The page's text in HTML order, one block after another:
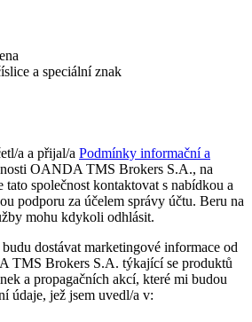
a speciální znak
a a přijal/a Podmínky informační a
OANDA TMS Brokers S.A., na
tato společnost kontaktovat s nabídkou a
podporu za účelem správy účtu. Beru na
mohu kdykoli odhlásit.
dostávat marketingové informace od
TMS Brokers S.A. týkající se produktů
a propagačních akcí, které mi budou
údaje, jež jsem uvedl/a v: